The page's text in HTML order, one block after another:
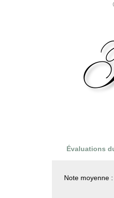
Évaluations
Note moyenne :